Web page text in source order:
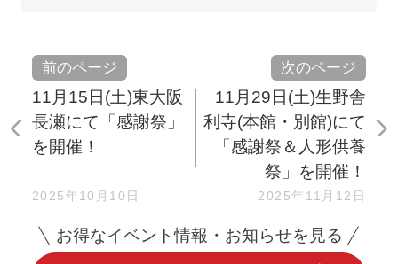
前のページ
11月15日(土)東大阪
長瀬にて「感謝祭」
を開催！
2025年10月10日
次のページ
11月29日(土)生野舎
利寺(本館・別館)にて
「感謝祭＆人形供養
祭」を開催！
2025年11月12日
お得なイベント情報・お知らせを見る